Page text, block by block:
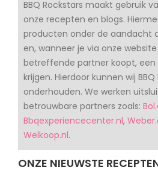
BBQ Rockstars maakt gebruik
onze recepten en blogs.
producten onder de aandacht
en, wanneer je via onze
betreffende partner koopt, een
krijgen. Hierdoor kunnen wij BBQ
onderhouden. We werken
betrouwbare partners zoals:
Bbqexperiencecenter.nl,
Welkoop.nl.
ONZE NIEUWSTE